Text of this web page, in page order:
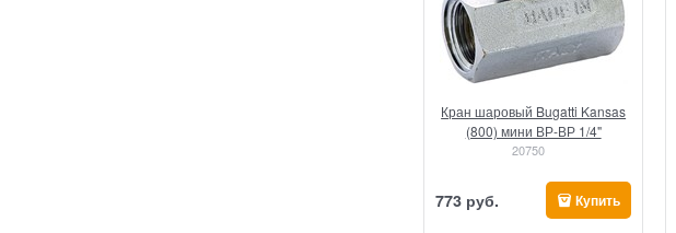
Кран шаровый Bugatti Kansas
(800) мини ВР-ВР 1/4"
20750
773 руб. Купить